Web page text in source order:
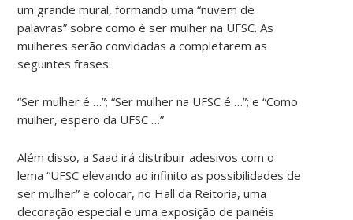
um grande mural, formando uma “nuvem de
palavras” sobre como é ser mulher na UFSC. As
mulheres serão convidadas a completarem as
seguintes frases:
“Ser mulher é …”; “Ser mulher na UFSC é …”; e “Como
mulher, espero da UFSC …”
Além disso, a Saad irá distribuir adesivos com o
lema “UFSC elevando ao infinito as possibilidades de
ser mulher” e colocar, no Hall da Reitoria, uma
decoração especial e uma exposição de painéis